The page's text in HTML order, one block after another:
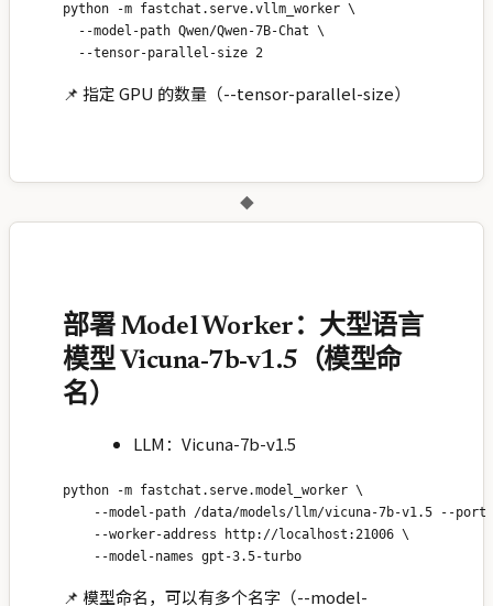
python -m fastchat.serve.vllm_worker \
  --model-path Qwen/Qwen-7B-Chat \
📌 指定 GPU 的数量（--tensor-parallel-size）
◆
部署 Model Worker：大型语言
模型 Vicuna-7b-v1.5（模型命
名）
LLM：Vicuna-7b-v1.5
python -m fastchat.serve.model_worker \
--model-path /data/models/llm/vicuna-7b-v1.5 --port
    --worker-address http://localhost:21006 \
📌 模型命名，可以有多个名字（--model-